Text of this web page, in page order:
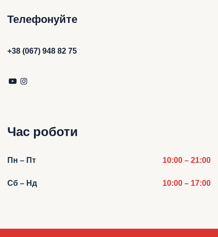
Телефонуйте
+38 (067) 948 82 75
Час роботи
Пн – Пт 10:00 – 21:00
Сб – Нд 10:00 – 17:00